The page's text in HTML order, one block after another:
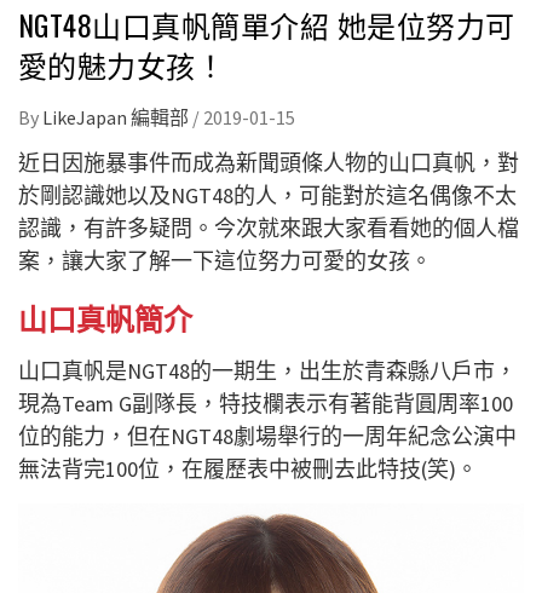
NGT48山口真帆簡單介紹 她是位努力可
愛的魅力女孩！
By LikeJapan 編輯部 / 2019-01-15
近日因施暴事件而成為新聞頭條人物的山口真帆，對
於剛認識她以及NGT48的人，可能對於這名偶像不太
認識，有許多疑問。今次就來跟大家看看她的個人檔
案，讓大家了解一下這位努力可愛的女孩。
山口真帆簡介
山口真帆是NGT48的一期生，出生於青森縣八戶市，
現為Team G副隊長，特技欄表示有著能背圓周率100
位的能力，但在NGT48劇場舉行的一周年紀念公演中
無法背完100位，在履歷表中被刪去此特技(笑)。